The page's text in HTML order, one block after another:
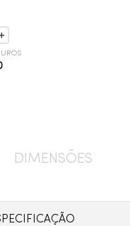
DIMENSÕES